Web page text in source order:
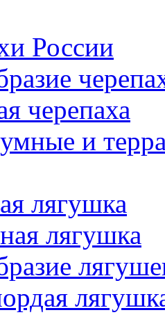
России
черепаха
и
лягушка
лягушка